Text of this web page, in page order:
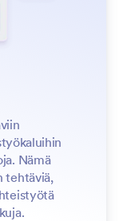
Nämä
tehtäviä,